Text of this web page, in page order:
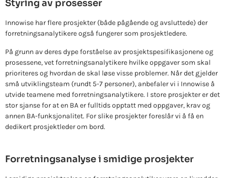
Styring av prosesser
Innowise har flere prosjekter (både pågående og avsluttede) der
forretningsanalytikere også fungerer som prosjektledere.
På grunn av deres dype forståelse av prosjektspesifikasjonene og
prosessene, vet forretningsanalytikere hvilke oppgaver som skal
prioriteres og hvordan de skal løse visse problemer. Når det gjelder
små utviklingsteam (rundt 5-7 personer), anbefaler vi i Innowise å
utvide teamene med forretningsanalytikere. I store prosjekter er det
stor sjanse for at en BA er fulltids opptatt med oppgaver, krav og
annen BA-funksjonalitet. For slike prosjekter foreslår vi å få en
dedikert prosjektleder om bord.
Forretningsanalyse i smidige prosjekter